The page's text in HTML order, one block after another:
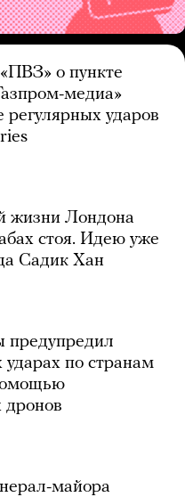
о пункте
медиа»
ударов
жизни Лондона
стоя. Идею уже
Садик Хан
по странам
дронов
майора